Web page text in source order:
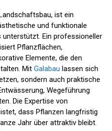
ist ein
und funktionale
unterstützt. Ein professioneller
Pflanzflächen,
Elemente, die den
Mit Galabau lassen sich
sondern auch praktische
Wegeführung
Die Expertise von
dass Pflanzen langfristig
Jahr über attraktiv bleibt.